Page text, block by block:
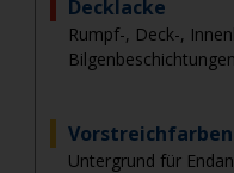
Decklacke
Rumpf-, Deck-,
Vorstreichfarben
Untergrund für